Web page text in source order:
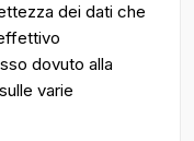
dei dati che
dovuto alla
varie